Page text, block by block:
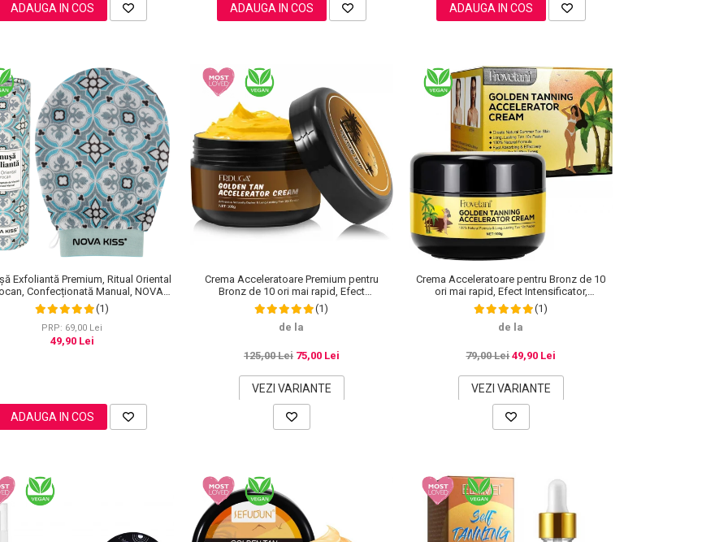
ADAUGA IN COS ADAUGA IN COS ADAUGA IN COS
Exfoliantă Premium, Ritual Oriental
Confecționată Manual, NOVA
KISS®
(1)
PRP: 69,00 Lei
49,90 Lei
ADAUGA IN COS
Crema Acceleratoare Premium pentru
Bronz de 10 ori mai rapid, Efect
Intensificator, Ingrediente 100% Naturale,
Frduga
(1)
de la
125,00 Lei 75,00 Lei
VEZI VARIANTE
Crema Acceleratoare pentru Bronz de 10
ori mai rapid, Efect Intensificator,
Ingrediente 100% Naturale, Frovetani, 100 g
(1)
de la
79,00 Lei 49,90 Lei
VEZI VARIANTE